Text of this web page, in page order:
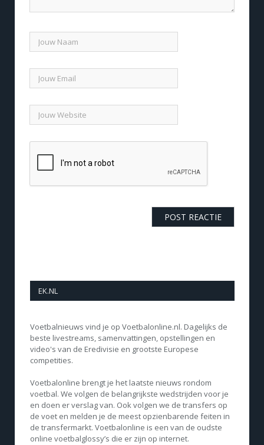
EK.NL
Voetbalnieuws vind je op Voetbalonline.nl. Dagelijks de
beste livestreams, samenvattingen, opstellingen en
video's van de Eredivisie en grootste Europese
competities.
Voetbalonline brengt je het laatste nieuws rondom
voetbal. We volgen de belangrijkste wedstrijden voor je
en doen er verslag van. Ook volgen we de transfers op
de voet en melden je de meest opzienbarende feiten in
de transfermarkt. Voetbalonline is een van de oudste
online voetbalglossy’s die er zijn op internet.